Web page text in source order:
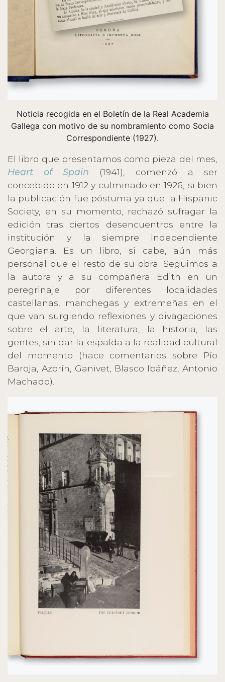
Noticia recogida en el Boletín de la Real Academia
Gallega con motivo de su nombramiento como Socia
Correspondiente (1927).
El libro que presentamos como pieza del mes,
Heart of Spain (1941), comenzó a ser
concebido en 1912 y culminado en 1926, si bien
la publicación fue póstuma ya que la Hispanic
Society, en su momento, rechazó sufragar la
edición tras ciertos desencuentros entre la
institución y la siempre independiente
Georgiana. Es un libro, si cabe, aún más
personal que el resto de su obra. Seguimos a
la autora y a su compañera Edith en un
peregrinaje por diferentes localidades
castellanas, manchegas y extremeñas en el
que van surgiendo reflexiones y divagaciones
sobre el arte, la literatura, la historia, las
gentes; sin dar la espalda a la realidad cultural
del momento (hace comentarios sobre Pío
Baroja, Azorín, Ganivet, Blasco Ibáñez, Antonio
Machado).